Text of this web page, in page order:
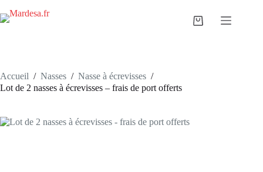
au
contenu
Panier
Accueil / Nasses / Nasse à écrevisses /
Lot de 2 nasses à écrevisses – frais de port offerts